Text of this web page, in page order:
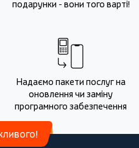
подарунки - вони того варті!
Надаємо пакети послуг на
оновлення чи заміну
програмного забезпечення